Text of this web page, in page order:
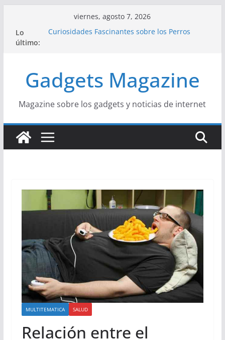
contenido
viernes, agosto 7, 2026
Lo
último:
Curiosidades Fascinantes sobre los Perros
Mediterránea
La Influencia del Streetwear en la Moda Juvenil
Actual
La Unión Europea: Una Historia Fácil de
Gadgets Magazine
Magazine sobre los gadgets y noticias de internet
MULTITEMATICA SALUD
Relación entre el